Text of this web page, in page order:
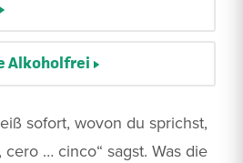
sofort, wovon du sprichst,
… cinco“ sagst. Was die
Alkoholfrei